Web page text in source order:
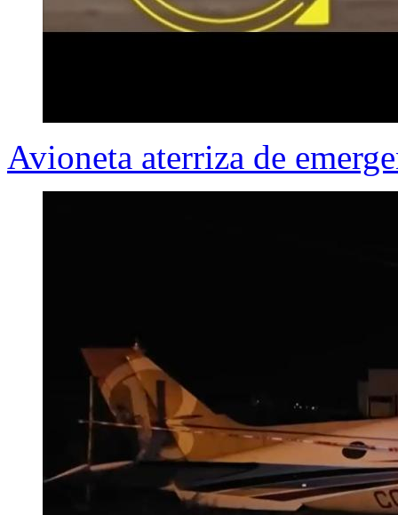
Avioneta aterriza de